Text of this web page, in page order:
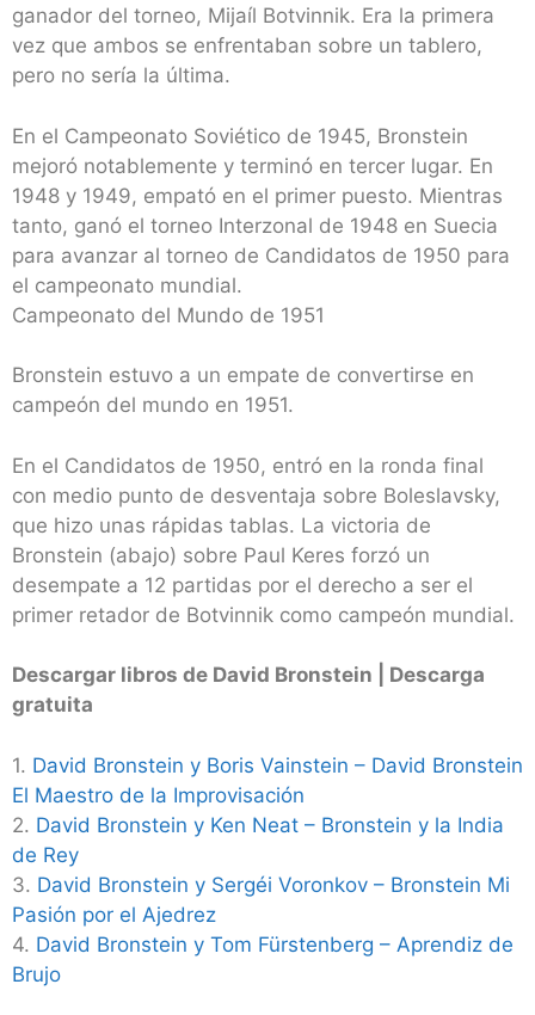
ganador del torneo, Mijaíl Botvinnik. Era la primera
vez que ambos se enfrentaban sobre un tablero,
pero no sería la última.
En el Campeonato Soviético de 1945, Bronstein
mejoró notablemente y terminó en tercer lugar. En
1948 y 1949, empató en el primer puesto. Mientras
tanto, ganó el torneo Interzonal de 1948 en Suecia
para avanzar al torneo de Candidatos de 1950 para
el campeonato mundial.
Campeonato del Mundo de 1951
Bronstein estuvo a un empate de convertirse en
campeón del mundo en 1951.
En el Candidatos de 1950, entró en la ronda final
con medio punto de desventaja sobre Boleslavsky,
que hizo unas rápidas tablas. La victoria de
Bronstein (abajo) sobre Paul Keres forzó un
desempate a 12 partidas por el derecho a ser el
primer retador de Botvinnik como campeón mundial.
Descargar libros de David Bronstein | Descarga
gratuita
1. David Bronstein y Boris Vainstein – David Bronstein
El Maestro de la Improvisación
2. David Bronstein y Ken Neat – Bronstein y la India
de Rey
3. David Bronstein y Sergéi Voronkov – Bronstein Mi
Pasión por el Ajedrez
4. David Bronstein y Tom Fürstenberg – Aprendiz de
Brujo